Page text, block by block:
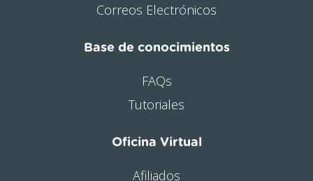
Correos Electrónicos
Base de conocimientos
FAQs
Tutoriales
Oficina Virtual
Afiliados